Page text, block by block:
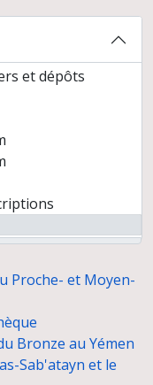
le Wadi Markha
Sab'atayn et le Wadi Hadramawt
et dépôts
et vues des dirms, tombes et murs
monuments
monuments
Proche- et Moyen-
Bronze au Yémen
Sab'atayn et le